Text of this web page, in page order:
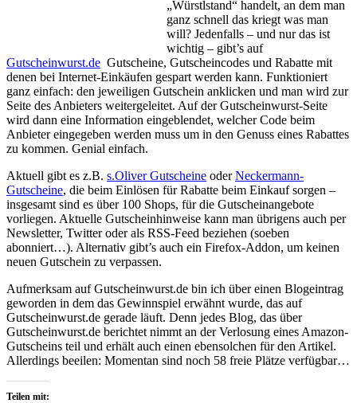
„Würstlstand“ handelt, an dem man
ganz schnell das kriegt was man
will? Jedenfalls – und nur das ist
wichtig – gibt’s auf
Gutscheinwurst.de Gutscheine, Gutscheincodes und Rabatte mit
denen bei Internet-Einkäufen gespart werden kann. Funktioniert
ganz einfach: den jeweiligen Gutschein anklicken und man wird zur
Seite des Anbieters weitergeleitet. Auf der Gutscheinwurst-Seite
wird dann eine Information eingeblendet, welcher Code beim
Anbieter eingegeben werden muss um in den Genuss eines Rabattes
zu kommen. Genial einfach.
Aktuell gibt es z.B. s.Oliver Gutscheine oderNeckermann-
Gutscheine, die beim Einlösen für Rabatte beim Einkauf sorgen –
insgesamt sind es über 100 Shops, für die Gutscheinangebote
vorliegen. Aktuelle Gutscheinhinweise kann man übrigens auch per
Newsletter, Twitter oder als RSS-Feed beziehen (soeben
abonniert…). Alternativ gibt’s auch ein Firefox-Addon, um keinen
neuen Gutschein zu verpassen.
Aufmerksam auf Gutscheinwurst.de bin ich über einen Blogeintrag
geworden in dem das Gewinnspiel erwähnt wurde, das auf
Gutscheinwurst.de gerade läuft. Denn jedes Blog, das über
Gutscheinwurst.de berichtet nimmt an der Verlosung eines Amazon-
Gutscheins teil und erhält auch einen ebensolchen für den Artikel.
Allerdings beeilen: Momentan sind noch 58 freie Plätze verfügbar…
Teilen mit: